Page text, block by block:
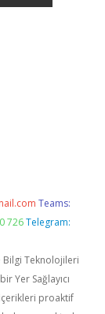
Teams:
726 Telegram:
Bilgi Teknolojileri
Yer Sağlayıcı
proaktif